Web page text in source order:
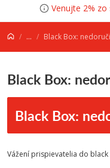
Venujte 2%
... Black Box:
Black Box:
Black Box:
Vážení prispievatelia do black